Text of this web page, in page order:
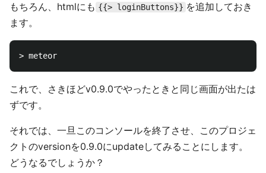
もちろん、htmlにも {{> loginButtons}} を追加しておき
ます。
これで、さきほどv0.9.0でやったときと同じ画面が出たは
ずです。
それでは、一旦このコンソールを終了させ、このプロジェ
クトのversionを0.9.0にupdateしてみることにします。
どうなるでしょうか？